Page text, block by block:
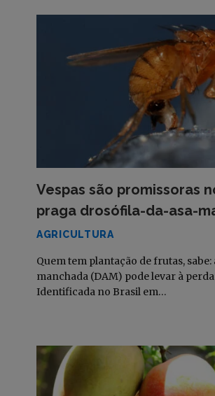
Vespas são promissoras
praga drosófila-da-asa-
AGRICULTURA
Quem tem plantação de frutas,
manchada (DAM) pode levar à
Identificada no Brasil em…